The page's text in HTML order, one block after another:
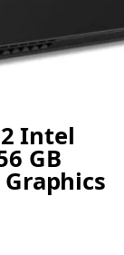
Intel
GB
Graphics